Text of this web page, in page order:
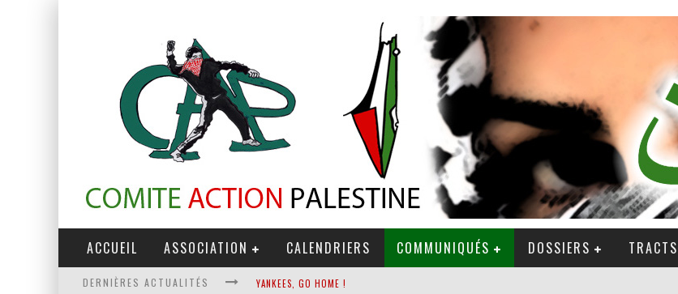
ACCUEIL ASSOCIATION CALENDRIERS COMMUNIQUÉS DOSSIERS TRACTS
DERNIÈRES ACTUALITÉS YANKEES, GO HOME !